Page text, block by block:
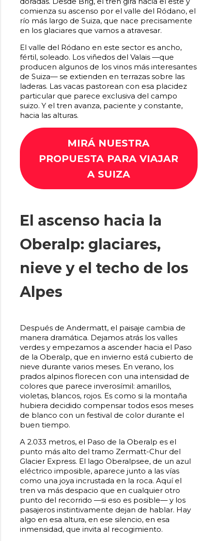
comienza su ascenso por el valle del Ródano, el
río más largo de Suiza, que nace precisamente
en los glaciares que vamos a atravesar.
El valle del Ródano en este sector es ancho,
fértil, soleado. Los viñedos del Valais —que
producen algunos de los vinos más interesantes
de Suiza— se extienden en terrazas sobre las
laderas. Las vacas pastorean con esa placidez
particular que parece exclusiva del campo
suizo. Y el tren avanza, paciente y constante,
hacia las alturas.
MIRÁ NUESTRA
PROPUESTA PARA VIAJAR
A SUIZA
El ascenso hacia la
Oberalp: glaciares,
nieve y el techo de los
Alpes
Después de Andermatt, el paisaje cambia de
manera dramática. Dejamos atrás los valles
verdes y empezamos a ascender hacia el Paso
de la Oberalp, que en invierno está cubierto de
nieve durante varios meses. En verano, los
prados alpinos florecen con una intensidad de
colores que parece inverosímil: amarillos,
violetas, blancos, rojos. Es como si la montaña
hubiera decidido compensar todos esos meses
de blanco con un festival de color durante el
buen tiempo.
A 2.033 metros, el Paso de la Oberalp es el
punto más alto del tramo Zermatt-Chur del
Glacier Express. El lago Oberalpsee, de un azul
eléctrico imposible, aparece junto a las vías
como una joya incrustada en la roca. Aquí el
tren va más despacio que en cualquier otro
punto del recorrido —si eso es posible— y los
pasajeros instintivamente dejan de hablar. Hay
algo en esa altura, en ese silencio, en esa
inmensidad, que invita al recogimiento.